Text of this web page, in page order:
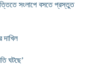
সংলাপে বসতে প্রস্তুত
ঘটছে’